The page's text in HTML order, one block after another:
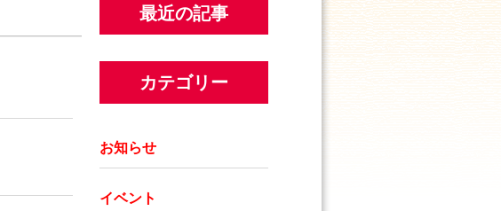
最近の記事
カテゴリー
お知らせ
イベント